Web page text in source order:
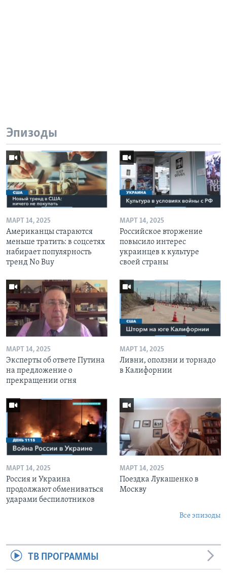
Эпизоды
МАРТ 14, 2025
Американцы стараются
меньше тратить: в соцсетях
набирает популярность
тренд No Buy
МАРТ 14, 2025
Российское вторжение
повысило интерес
украинцев к культуре
своей страны
МАРТ 14, 2025
Эксперты об ответе Путина
на предложение о
прекращении огня
МАРТ 14, 2025
Ливни, оползни и торнадо
в Калифорнии
МАРТ 14, 2025
Россия и Украина
продолжают обмениваться
ударами беспилотников
МАРТ 14, 2025
Поездка Лукашенко в
Москву
Все эпизоды
ТВ ПРОГРАММЫ